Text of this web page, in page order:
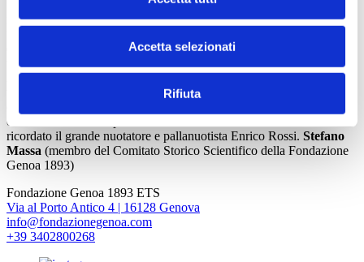
Accetta selezionati
Rifiuta
1910; Alessandro Gazoppi, con un’unica presenza – da portiere –
nel giorno dell’inaugurazione (domenica 14 maggio 1911) del
difensore tra il 1909 e il 1911; Claudio Casanova II, validissimo
terzino, una volta Azzurrro d’Italia nel 1914 e compagno di reparto
in rossoblù del grande Renzo «il figlio di Dio» De Vecchi negli
ultimi due campionati prebellici, che era stato stroncato dalla tisi
eliminatoria del Campionato 1914/1915. Oltre ai suddetti va
ricordato il grande nuotatore e pallanuotista Enrico Rossi. Stefano
Massa (membro del Comitato Storico Scientifico della Fondazione
Genoa 1893)
Fondazione Genoa 1893 ETS
Via al Porto Antico 4 | 16128 Genova
info@fondazionegenoa.com
+39 3402800268